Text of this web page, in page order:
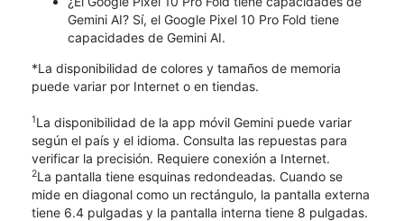
Gemini AI? Sí, el Google Pixel 10 Pro Fold tiene
capacidades de Gemini AI.
*La disponibilidad de colores y tamaños de memoria
puede variar por Internet o en tiendas.
1La disponibilidad de la app móvil Gemini puede variar
según el país y el idioma. Consulta las repuestas para
verificar la precisión. Requiere conexión a Internet.
2La pantalla tiene esquinas redondeadas. Cuando se
mide en diagonal como un rectángulo, la pantalla externa
tiene 6.4 pulgadas y la pantalla interna tiene 8 pulgadas.